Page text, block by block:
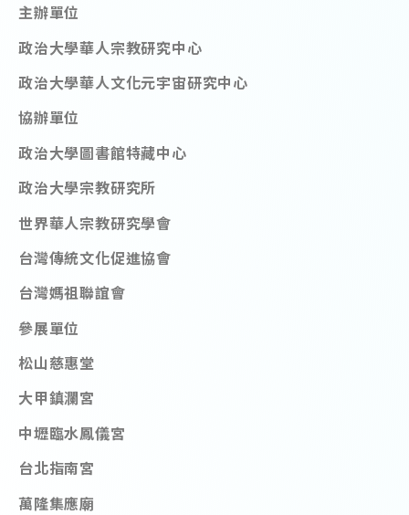
主辦單位
政治大學華人宗教研究中心
政治大學華人文化元宇宙研究中心
協辦單位
政治大學圖書館特藏中心
政治大學宗教研究所
世界華人宗教研究學會
台灣傳統文化促進協會
台灣媽祖聯誼會
參展單位
松山慈惠堂
大甲鎮瀾宮
中壢臨水鳳儀宮
台北指南宮
萬隆集應廟